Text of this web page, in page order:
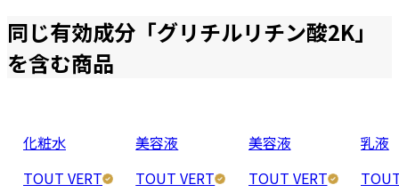
同じ有効成分「グリチルリチン酸2K」
を含む商品
化粧水
TOUT VERT
美容液
TOUT VERT
美容液
TOUT VERT
乳液